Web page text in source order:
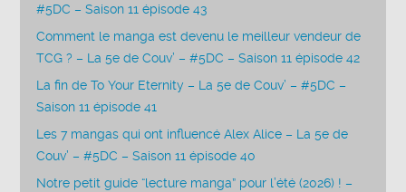
#5DC – Saison 11 épisode 43
Comment le manga est devenu le meilleur vendeur de
TCG ? – La 5e de Couv’ – #5DC – Saison 11 épisode 42
La fin de To Your Eternity – La 5e de Couv’ – #5DC –
Saison 11 épisode 41
Les 7 mangas qui ont influencé Alex Alice – La 5e de
Couv’ – #5DC – Saison 11 épisode 40
Notre petit guide “lecture manga” pour l’été (2026) ! –